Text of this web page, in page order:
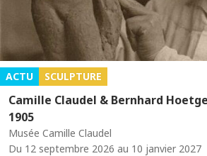
ACTU SCULPTURE
Camille Claudel & Bernhard
1905
Musée Camille Claudel
Du 12 septembre 2026 au 10 janvier 2027